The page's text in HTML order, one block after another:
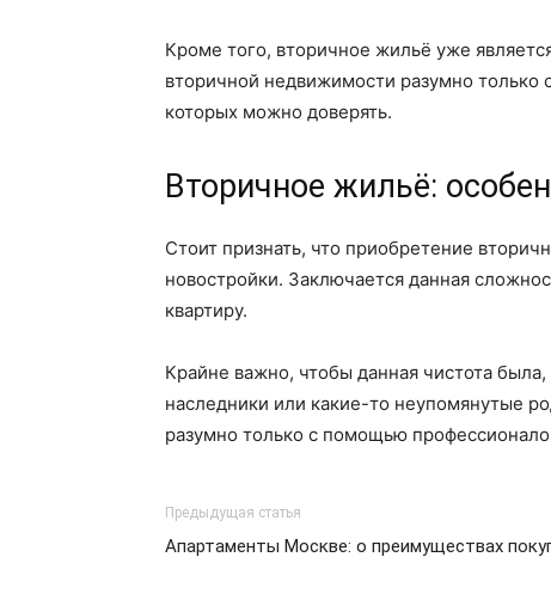
Кроме того, вторичное жильё уже
вторичной недвижимости разумно
которых можно доверять.
Вторичное жильё:
Стоит признать, что приобретение
новостройки. Заключается данная
квартиру.
Крайне важно, чтобы данная чистота
наследники или какие-то неупомянутые
разумно только с помощью
Предыдущая статья
Апартаменты Москве: о преимуществах